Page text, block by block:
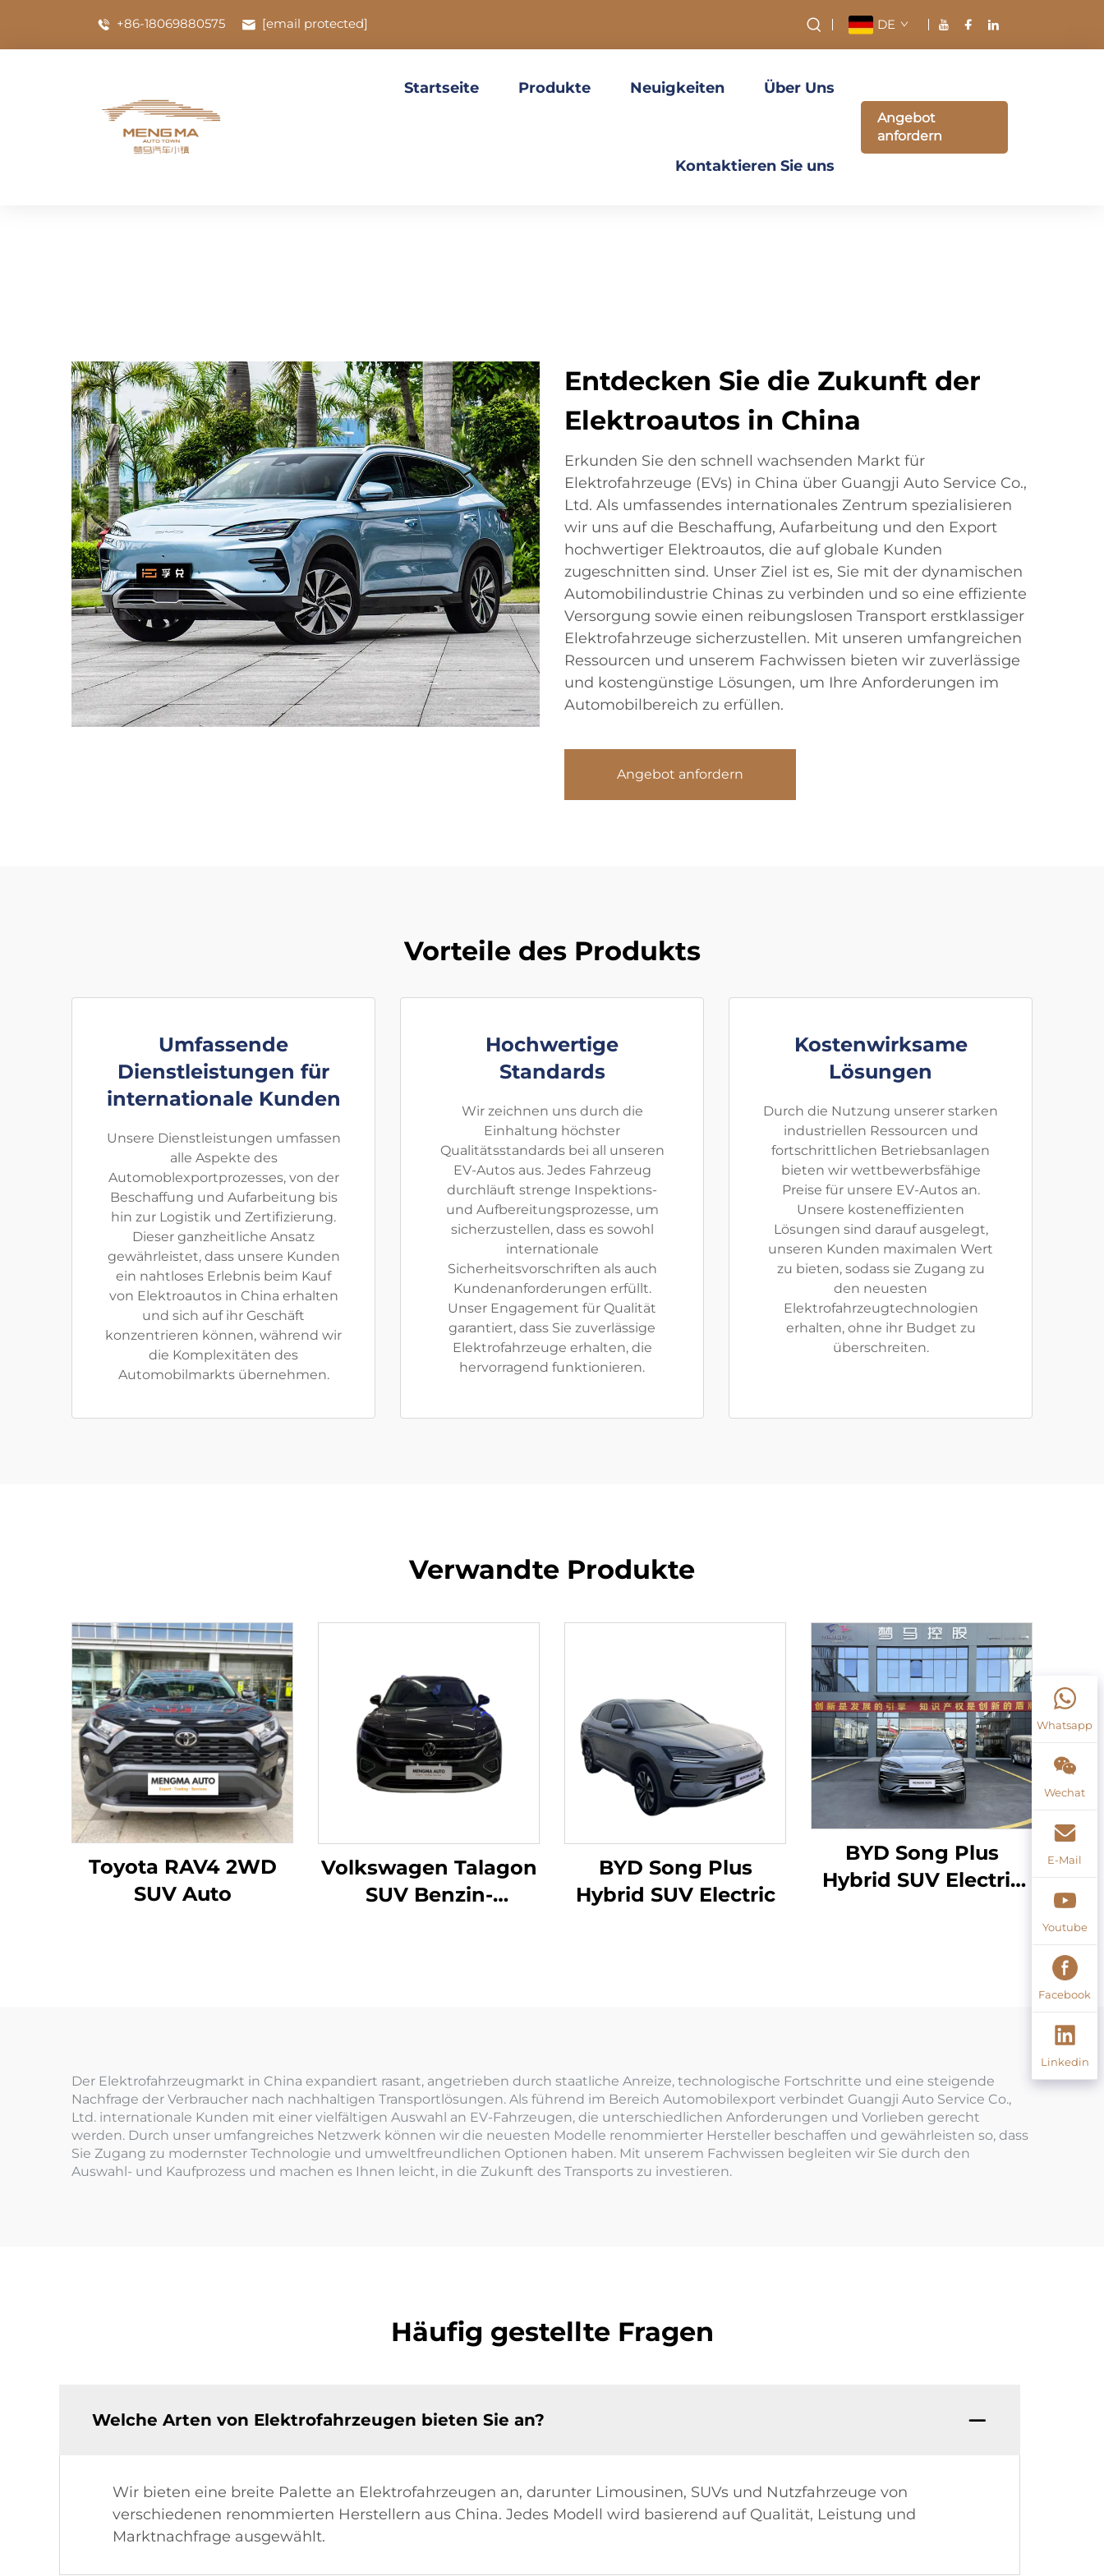
+86-18069880575 [email protected] DE
Startseite Produkte Neuigkeiten Über Uns
Kontaktieren Sie uns
Angebot
anfordern
Entdecken Sie die Zukunft der
Elektroautos in China
Erkunden Sie den schnell wachsenden Markt für
Elektrofahrzeuge (EVs) in China über Guangji Auto Service Co.,
Ltd. Als umfassendes internationales Zentrum spezialisieren
wir uns auf die Beschaffung, Aufarbeitung und den Export
hochwertiger Elektroautos, die auf globale Kunden
zugeschnitten sind. Unser Ziel ist es, Sie mit der dynamischen
Automobilindustrie Chinas zu verbinden und so eine effiziente
Versorgung sowie einen reibungslosen Transport erstklassiger
Elektrofahrzeuge sicherzustellen. Mit unseren umfangreichen
Ressourcen und unserem Fachwissen bieten wir zuverlässige
und kostengünstige Lösungen, um Ihre Anforderungen im
Automobilbereich zu erfüllen.
Angebot anfordern
Vorteile des Produkts
Umfassende
Dienstleistungen für
internationale Kunden
Unsere Dienstleistungen umfassen
alle Aspekte des
Automoblexportprozesses, von der
Beschaffung und Aufarbeitung bis
hin zur Logistik und Zertifizierung.
Dieser ganzheitliche Ansatz
gewährleistet, dass unsere Kunden
ein nahtloses Erlebnis beim Kauf
von Elektroautos in China erhalten
und sich auf ihr Geschäft
konzentrieren können, während wir
die Komplexitäten des
Automobilmarkts übernehmen.
Hochwertige
Standards
Wir zeichnen uns durch die
Einhaltung höchster
Qualitätsstandards bei all unseren
EV-Autos aus. Jedes Fahrzeug
durchläuft strenge Inspektions-
und Aufbereitungsprozesse, um
sicherzustellen, dass es sowohl
internationale
Sicherheitsvorschriften als auch
Kundenanforderungen erfüllt.
Unser Engagement für Qualität
garantiert, dass Sie zuverlässige
Elektrofahrzeuge erhalten, die
hervorragend funktionieren.
Kostenwirksame
Lösungen
Durch die Nutzung unserer starken
industriellen Ressourcen und
fortschrittlichen Betriebsanlagen
bieten wir wettbewerbsfähige
Preise für unsere EV-Autos an.
Unsere kosteneffizienten
Lösungen sind darauf ausgelegt,
unseren Kunden maximalen Wert
zu bieten, sodass sie Zugang zu
den neuesten
Elektrofahrzeugtechnologien
erhalten, ohne ihr Budget zu
überschreiten.
Verwandte Produkte
Toyota RAV4 2WD
SUV Auto
Volkswagen Talagon
SUV Benzin-
BYD Song Plus
Hybrid SUV Electric
BYD Song Plus
Hybrid SUV Electric
Der Elektrofahrzeugmarkt in China expandiert rasant, angetrieben durch staatliche Anreize, technologische Fortschritte und eine steigende
Nachfrage der Verbraucher nach nachhaltigen Transportlösungen. Als führend im Bereich Automobilexport verbindet Guangji Auto Service Co.,
Ltd. internationale Kunden mit einer vielfältigen Auswahl an EV-Fahrzeugen, die unterschiedlichen Anforderungen und Vorlieben gerecht
werden. Durch unser umfangreiches Netzwerk können wir die neuesten Modelle renommierter Hersteller beschaffen und gewährleisten so, dass
Sie Zugang zu modernster Technologie und umweltfreundlichen Optionen haben. Mit unserem Fachwissen begleiten wir Sie durch den
Auswahl- und Kaufprozess und machen es Ihnen leicht, in die Zukunft des Transports zu investieren.
Häufig gestellte Fragen
Welche Arten von Elektrofahrzeugen bieten Sie an?
Wir bieten eine breite Palette an Elektrofahrzeugen an, darunter Limousinen, SUVs und Nutzfahrzeuge von
verschiedenen renommierten Herstellern aus China. Jedes Modell wird basierend auf Qualität, Leistung und
Marktnachfrage ausgewählt.
Whatsapp
Wechat
E-Mail
Youtube
Facebook
Linkedin